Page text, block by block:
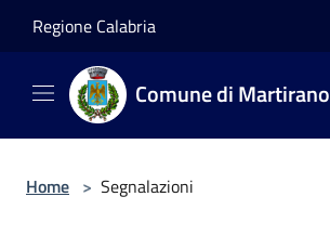
Regione Calabria
Comune di Martirano
Home > Segnalazioni